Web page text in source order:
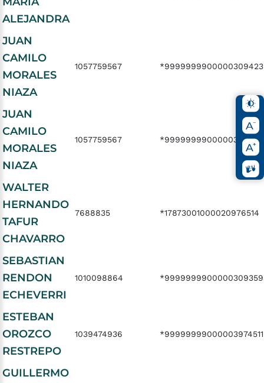
ALEJANDRA
JUAN
CAMILO
MORALES
NIAZA
1057759567
JUAN
CAMILO
MORALES
NIAZA
1057759567
WALTER
HERNANDO
TAFUR
CHAVARRO
7688835 *17873001000020976514
SEBASTIAN
RENDON
ECHEVERRI
1010098864
ESTEBAN
OROZCO
RESTREPO
1039474936 *99999999000003974511
GUILLERMO